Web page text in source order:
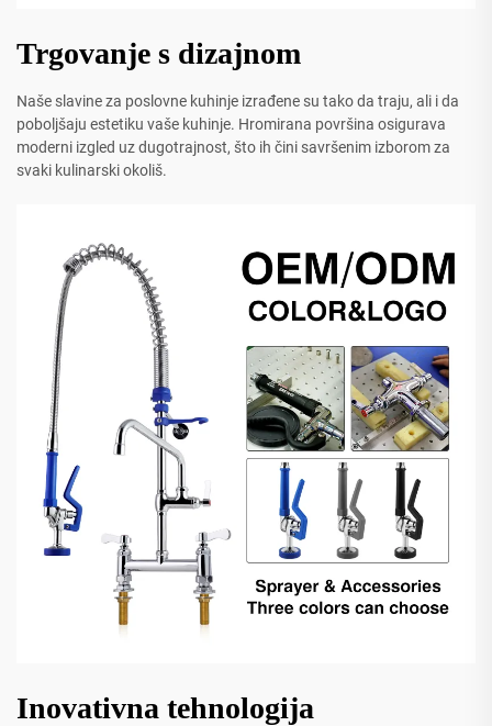
Trgovanje s dizajnom
Naše slavine za poslovne kuhinje izrađene su tako da traju, ali i da
poboljšaju estetiku vaše kuhinje. Hromirana površina osigurava
moderni izgled uz dugotrajnost, što ih čini savršenim izborom za
svaki kulinarski okoliš.
Inovativna tehnologija